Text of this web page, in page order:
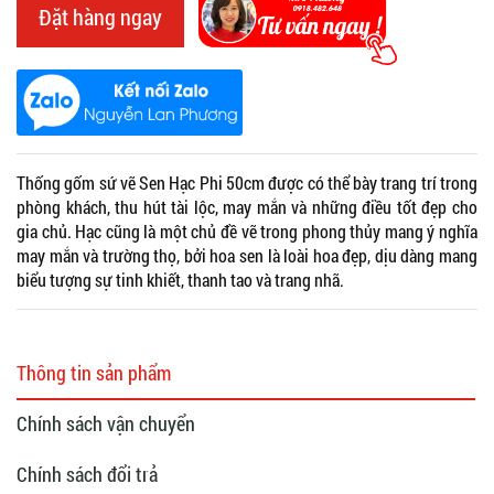
Đặt hàng ngay
Thống gốm sứ vẽ Sen Hạc Phi 50cm được có thể bày trang trí trong
phòng khách, thu hút tài lộc, may mắn và những điều tốt đẹp cho
gia chủ. Hạc cũng là một chủ đề vẽ trong phong thủy mang ý nghĩa
may mắn và trường thọ, bởi hoa sen là loài hoa đẹp, dịu dàng mang
biểu tượng sự tinh khiết, thanh tao và trang nhã.
Thông tin sản phẩm
Chính sách vận chuyển
Chính sách đổi trả